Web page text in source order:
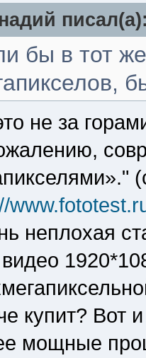
бы в тот
не за
неплохая
купит? Вот
мощные